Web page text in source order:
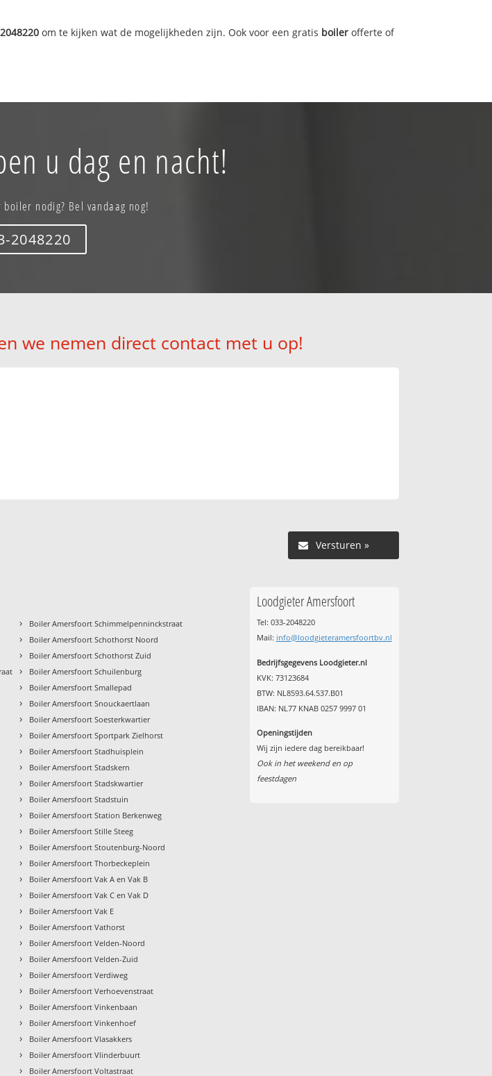
om te kijken wat de mogelijkheden zijn. Ook voor een gratis boiler offerte of
u dag en nacht!
nodig? Bel vandaag nog!
2048220
we nemen direct contact met u op!
Versturen »
› Boiler Amersfoort Schimmelpenninckstraat
› Boiler Amersfoort Schothorst Noord
› Boiler Amersfoort Schothorst Zuid
› Boiler Amersfoort Schuilenburg
› Boiler Amersfoort Smallepad
› Boiler Amersfoort Snouckaertlaan
› Boiler Amersfoort Soesterkwartier
› Boiler Amersfoort Sportpark Zielhorst
› Boiler Amersfoort Stadhuisplein
› Boiler Amersfoort Stadskern
› Boiler Amersfoort Stadskwartier
› Boiler Amersfoort Stadstuin
› Boiler Amersfoort Station Berkenweg
› Boiler Amersfoort Stille Steeg
› Boiler Amersfoort Stoutenburg-Noord
› Boiler Amersfoort Thorbeckeplein
› Boiler Amersfoort Vak A en Vak B
› Boiler Amersfoort Vak C en Vak D
› Boiler Amersfoort Vak E
› Boiler Amersfoort Vathorst
› Boiler Amersfoort Velden-Noord
› Boiler Amersfoort Velden-Zuid
› Boiler Amersfoort Verdiweg
› Boiler Amersfoort Verhoevenstraat
› Boiler Amersfoort Vinkenbaan
› Boiler Amersfoort Vinkenhoef
› Boiler Amersfoort Vlasakkers
› Boiler Amersfoort Vlinderbuurt
› Boiler Amersfoort Voltastraat
Loodgieter Amersfoort
Tel: 033-2048220
Mail: info@loodgieteramersfoortbv.nl
Bedrijfsgegevens Loodgieter.nl
KVK: 73123684
BTW: NL8593.64.537.B01
IBAN: NL77 KNAB 0257 9997 01
Openingstijden
Wij zijn iedere dag bereikbaar!
Ook in het weekend en op
feestdagen